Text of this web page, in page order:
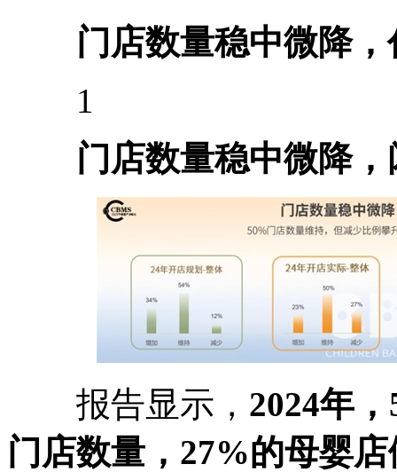
门店数量稳中微降
1
门店数量稳中微降
报告显示， 2024年
门店数量，27%的母婴